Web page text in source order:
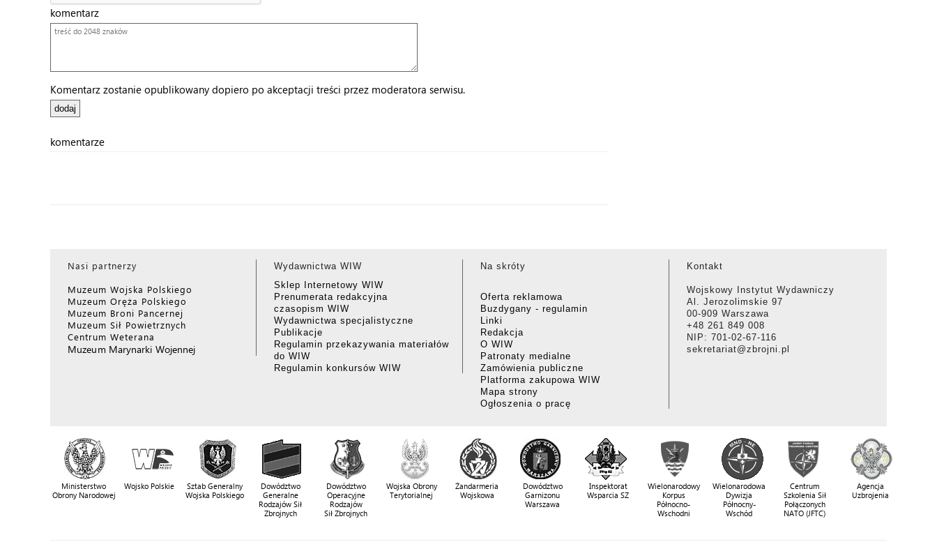
komentarz
Komentarz zostanie opublikowany dopiero po akceptacji treści przez moderatora serwisu.
komentarze
Nasi partnerzy
Muzeum Wojska Polskiego
Muzeum Oręża Polskiego
Muzeum Broni Pancernej
Muzeum Sił Powietrznych
Centrum Weterana
Muzeum Marynarki Wojennej
Wydawnictwa WIW
Sklep Internetowy WIW
Prenumerata redakcyjna
czasopism WIW
Wydawnictwa specjalistyczne
Publikacje
Regulamin przekazywania materiałów
do WIW
Regulamin konkursów WIW
Na skróty
Oferta reklamowa
Buzdygany - regulamin
Linki
Redakcja
O WIW
Patronaty medialne
Zamówienia publiczne
Platforma zakupowa WIW
Mapa strony
Ogłoszenia o pracę
Kontakt
Wojskowy Instytut Wydawniczy
Al. Jerozolimskie 97
00-909 Warszawa
+48 261 849 008
NIP: 701-02-67-116
sekretariat@zbrojni.pl
Ministerstwo
Obrony Narodowej
Wojsko Polskie
Sztab Generalny
Wojska Polskiego
Dowództwo
Generalne
Rodzajów Sił
Zbrojnych
Dowództwo
Operacyjne
Rodzajów
Sił Zbrojnych
Wojska Obrony
Terytorialnej
Żandarmeria
Wojskowa
Dowództwo
Garnizonu
Warszawa
Inspektorat
Wsparcia SZ
Wielonarodowy
Korpus
Północno-
Wschodni
Wielonarodowa
Dywizja
Północny-
Wschód
Centrum
Szkolenia Sił
Połączonych
NATO (JFTC)
Agencja
Uzbrojenia